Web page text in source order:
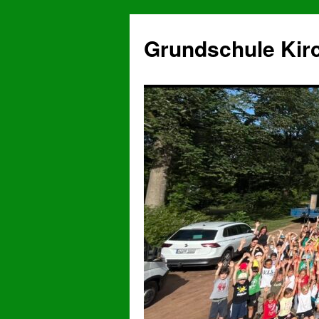
Grundschule